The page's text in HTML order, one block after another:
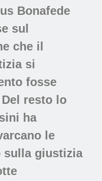
Bonafede
sul
che il
si
fosse
resto lo
ha
le
sulla giustizia